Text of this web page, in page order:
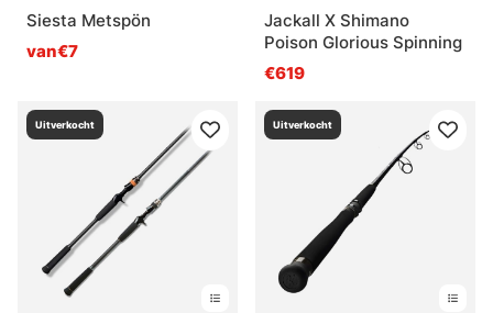
Siesta Metspön
van€7
Jackall X Shimano
Poison Glorious Spinning
€619
Uitverkocht Uitverkocht